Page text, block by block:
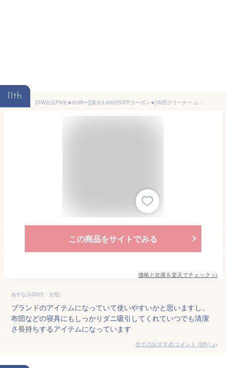
11th
[GW全品P5倍★20時〜][最大3,000円OFFクーポン★]布団クリーナー ふとん掃除機 アイリスオーヤマ 布団 掃除機 ダニ 布団用掃除機 ダニ掃除機 花粉対策 花粉 ふとんクリーナー ハウスダスト ダニ退治 コンパクト ハンディ 布団 ベッド 寝具 梅雨 IC-FAC2
この商品をサイトでみる
価格と在庫を楽天でチェック >>
あやなみ(20代・女性)
ブランドのアイテムになっていて使いやすいかと思いますし、
布団などの寝具にもしっかりダニ吸引してくれていつでも清潔
さ長持ちするアイテムになっています
全てのおすすめコメント (3件) >